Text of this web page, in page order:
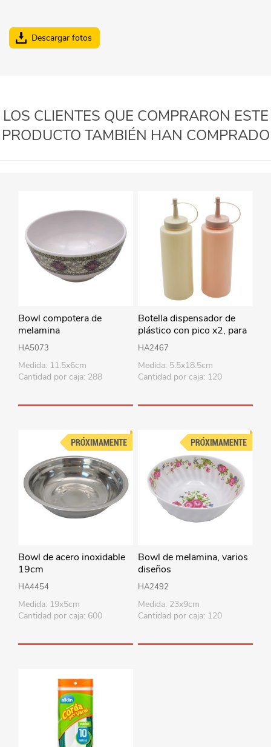
Descargar fotos
LOS CLIENTES QUE COMPRARON ESTE
PRODUCTO TAMBIÉN HAN COMPRADO
Bowl compotera de
melamina
HA5073
Medida: 11.5x6cm
Cantidad por caja: 288
Botella dispensador de
plástico con pico x2, para
salsas, en bolsa
HA2467
Medida: 5.5x18.5cm
Cantidad por caja: 120
Bowl de acero inoxidable
19cm
HA4454
Medida: 19x5cm
Cantidad por caja: 600
Bowl de melamina, varios
diseños
HA2492
Medida: 23x9cm
Cantidad por caja: 120